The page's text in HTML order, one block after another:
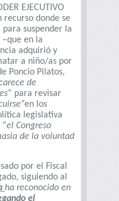
EJECUTIVO
recurso donde se
suspender la
en la
adquirió y
a niño/as por
Poncio Pilatos,
de
” para revisar
”en los
legislativa
el Congreso
de la voluntad
por el Fiscal
siguiendo al
ha reconocido en
el